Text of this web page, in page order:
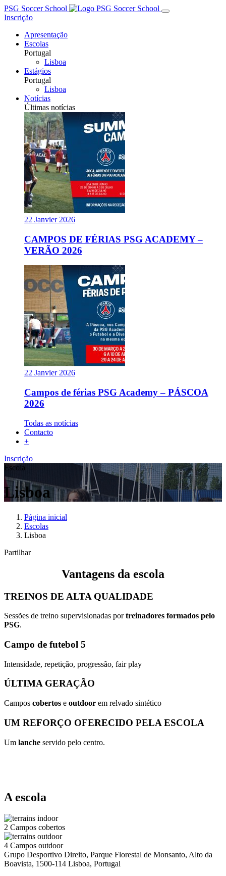
PSG Soccer School
Inscrição
Apresentação
Escolas
Portugal
Lisboa
Estágios
Portugal
Lisboa
Notícias
Últimas notícias
22 Janvier 2026
CAMPOS DE FÉRIAS PSG ACADEMY –
VERÃO 2026
22 Janvier 2026
Campos de férias PSG Academy – PÁSCOA
2026
Todas as notícias
Contacto
+
Inscrição
Escola
Lisboa
Página inicial
Escolas
Lisboa
Partilhar
Vantagens da escola
TREINOS DE ALTA QUALIDADE
Sessões de treino supervisionadas portreinadores formados pelo
PSG.
Campo de futebol 5
Intensidade, repetição, progressão, fair play
ÚLTIMA GERAÇÃO
Campos cobertos e outdoor em relvado sintético
UM REFORÇO OFERECIDO PELA ESCOLA
Um lanche servido pelo centro.
A escola
2 Campos cobertos
4 Campos outdoor
Grupo Desportivo Direito, Parque Florestal de Monsanto, Alto da
Boavista, 1500-114 Lisboa, Portugal